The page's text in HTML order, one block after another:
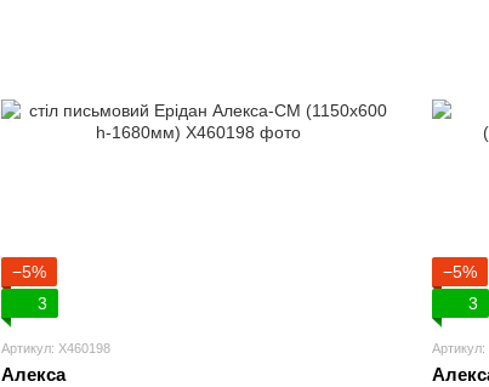
−5%
3
Артикул: X460198
Алекса
−5%
3
Артикул: